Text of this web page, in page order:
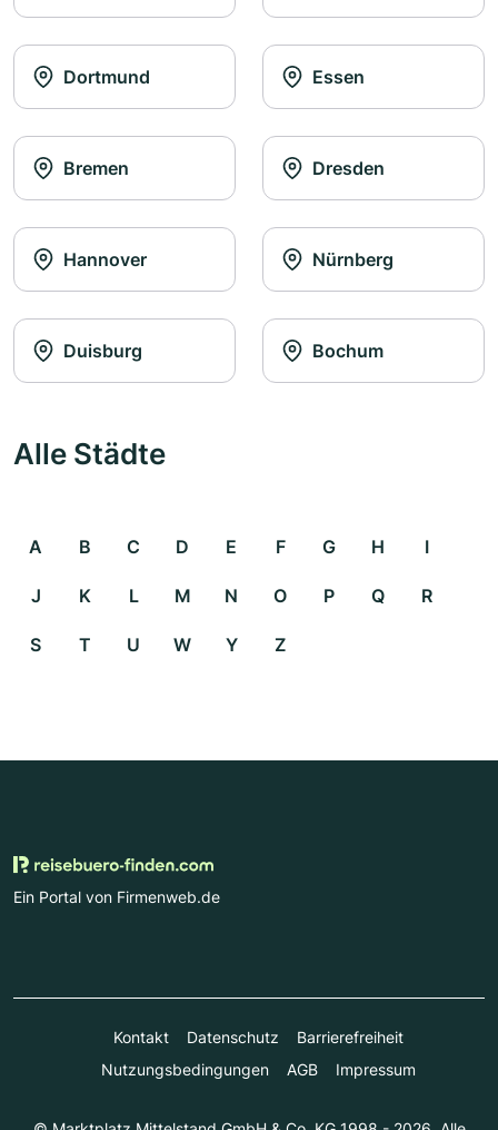
Dortmund Essen
Bremen Dresden
Hannover Nürnberg
Duisburg Bochum
Alle Städte
A B C D E F G H I
J K L M N O P Q R
S T U W Y Z
Ein Portal von Firmenweb.de
Kontakt Datenschutz
Barrierefreiheit
Nutzungsbedingungen
AGB Impressum